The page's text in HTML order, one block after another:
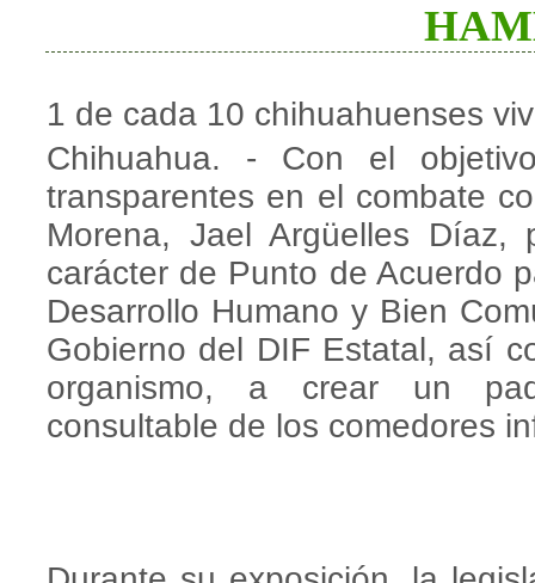
1 de cada 10 chihuahuenses
Chihuahua. - Con el
transparentes en el combate
Morena, Jael Argüelles Díaz,
carácter de Punto de Acuerdo
Desarrollo Humano y Bien
Gobierno del DIF Estatal, así
organismo, a crear un
consultable de los comedores